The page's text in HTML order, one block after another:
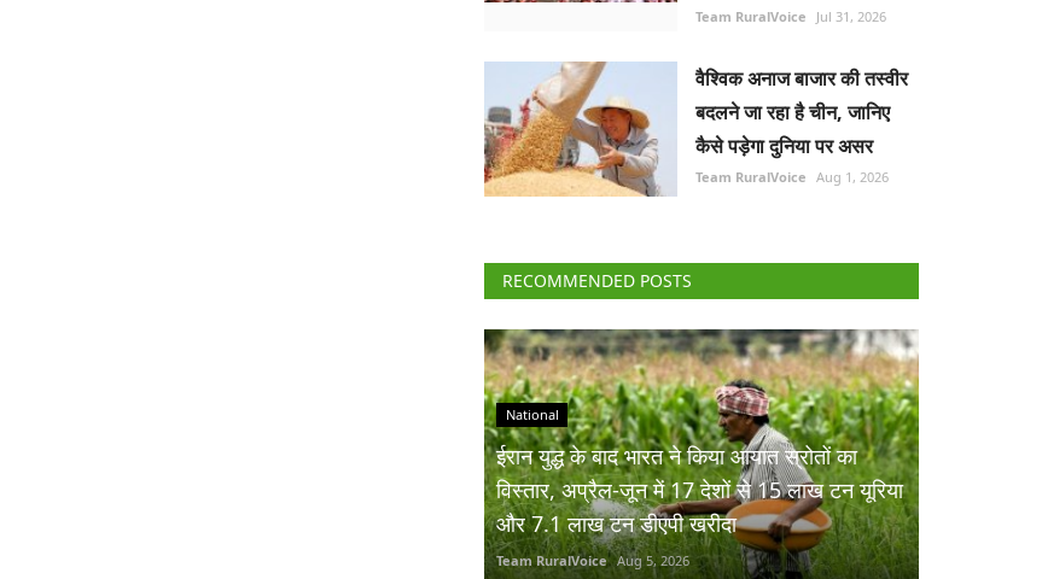
Team RuralVoice Jul 31, 2026
वैश्विक अनाज बाजार की तस्वीर
बदलने जा रहा है चीन, जानिए
कैसे पड़ेगा दुनिया पर असर
Team RuralVoice Aug 1, 2026
RECOMMENDED POSTS
National
ईरान युद्ध के बाद भारत ने किया आयात स्रोतों का
विस्तार, अप्रैल-जून में 17 देशों से 15 लाख टन यूरिया
और 7.1 लाख टन डीएपी खरीदा
Team RuralVoice Aug 5, 2026